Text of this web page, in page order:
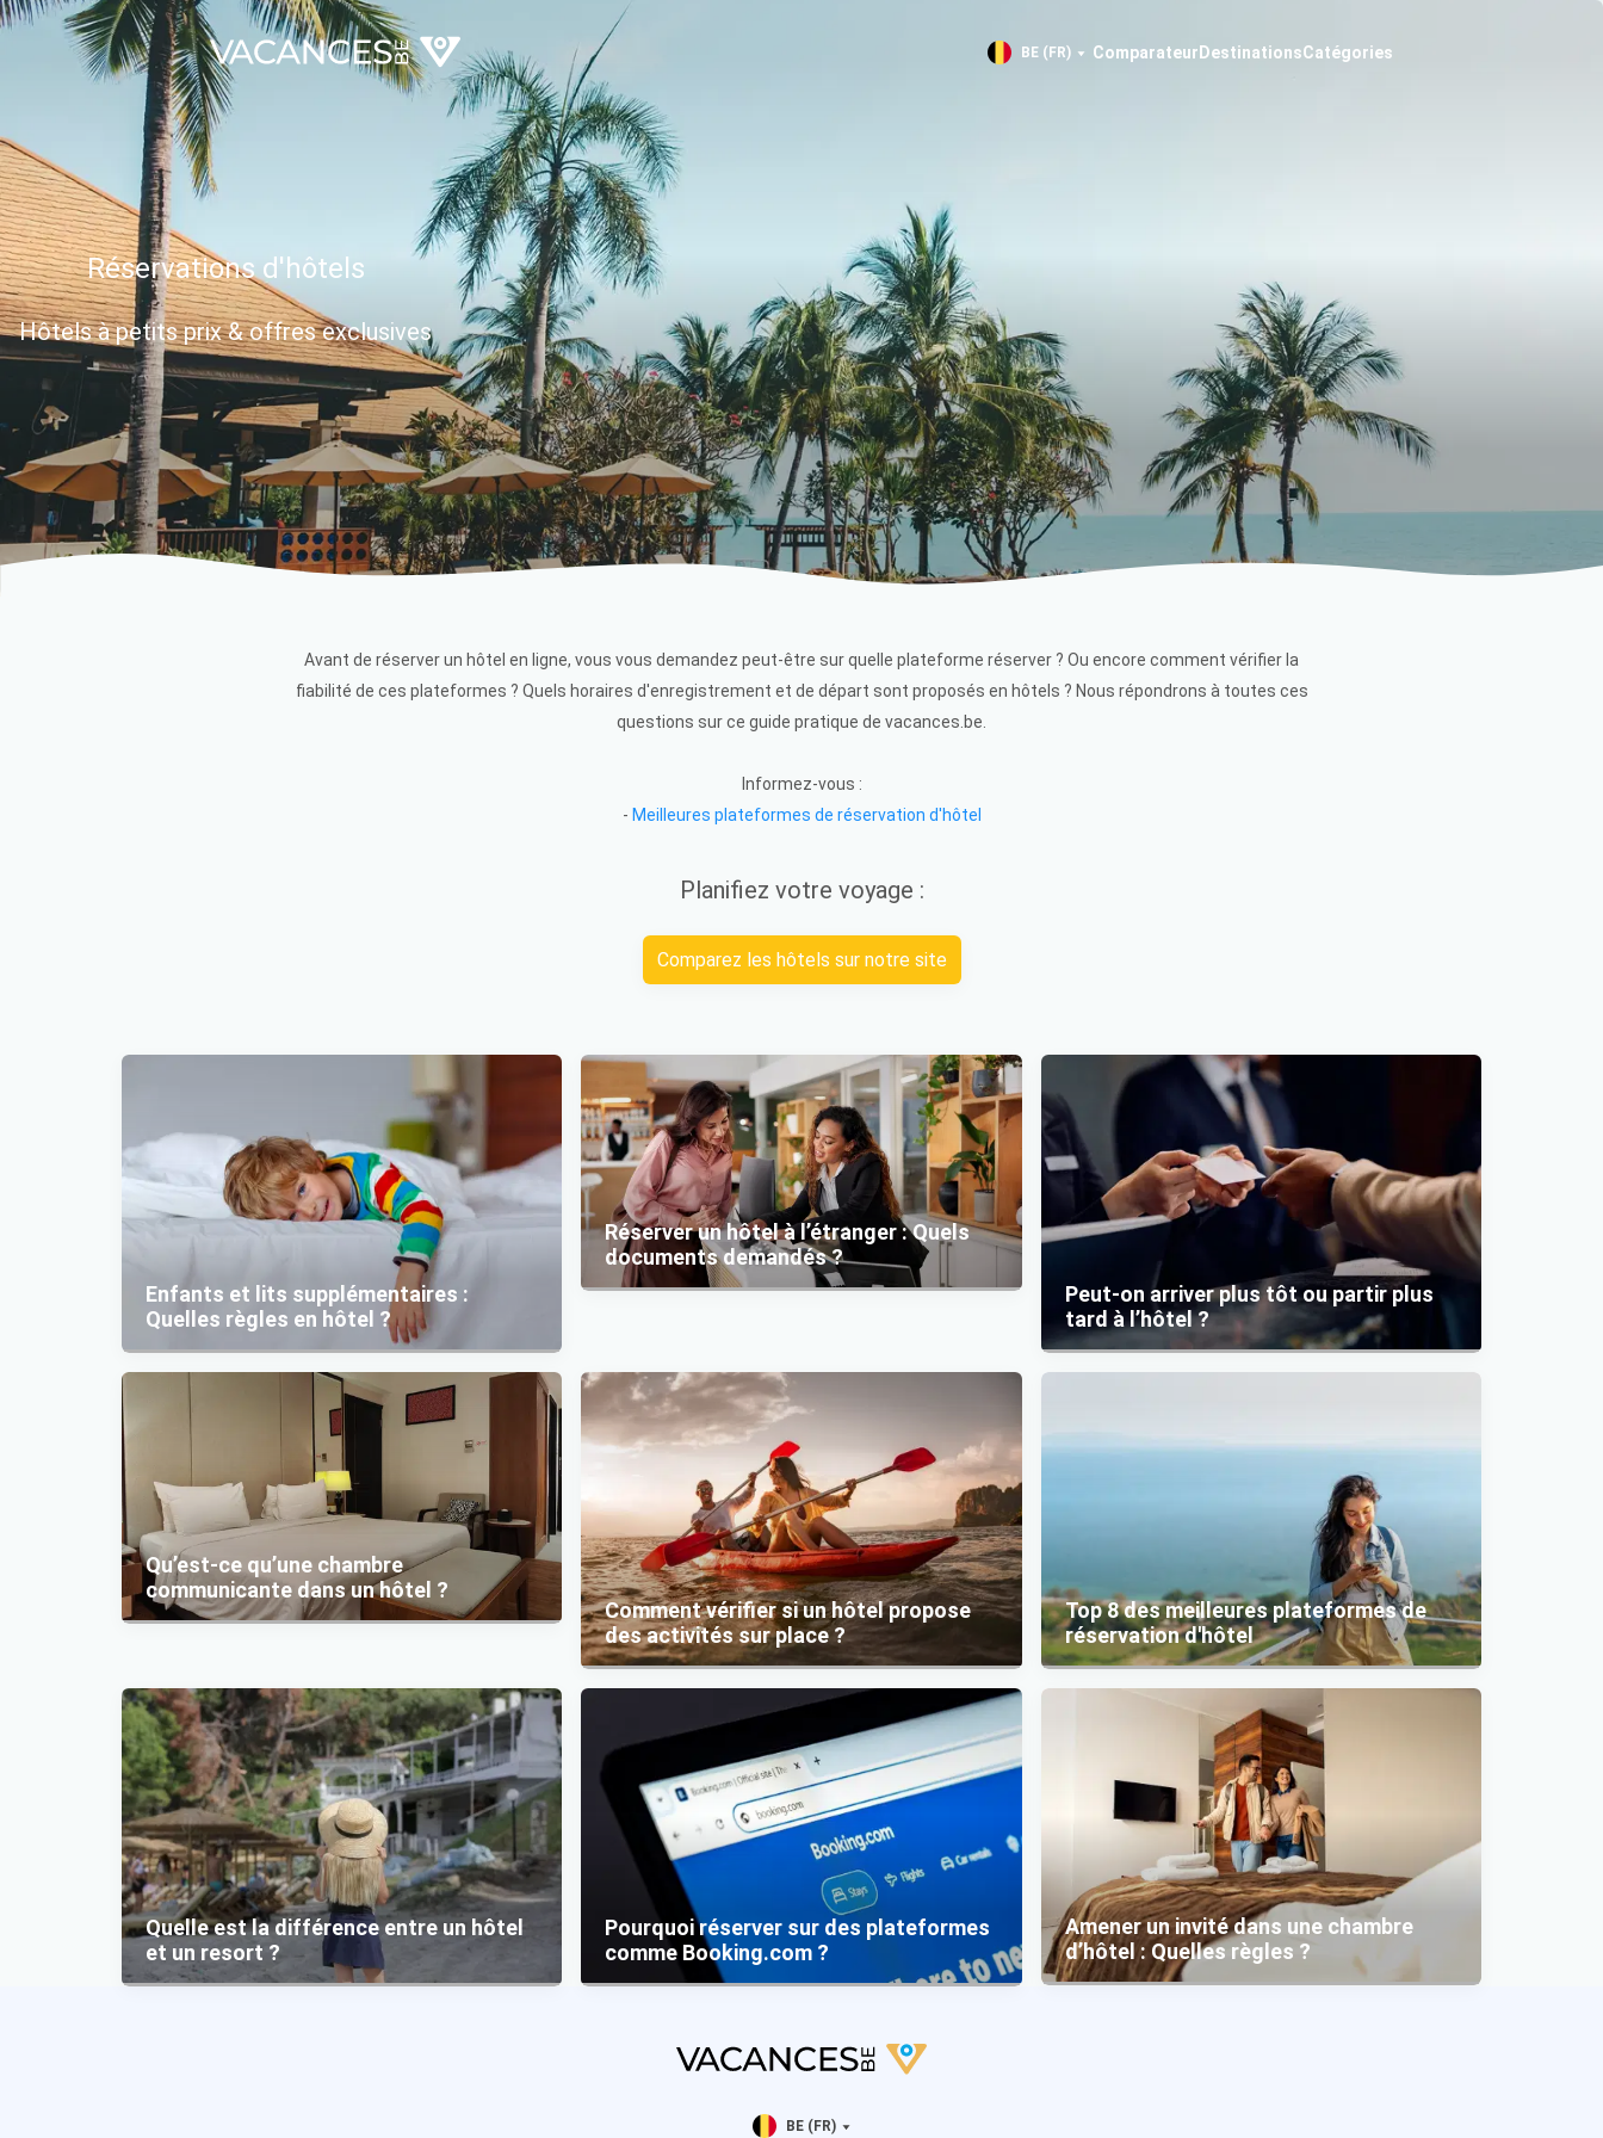
BE (FR) Comparateur DestinationsCatégories
Réservations d'hôtels
Hôtels à petits prix & offres exclusives
Avant de réserver un hôtel en ligne, vous vous demandez peut-être sur quelle plateforme réserver ? Ou encore comment vérifier la
fiabilité de ces plateformes ? Quels horaires d'enregistrement et de départ sont proposés en hôtels ? Nous répondrons à toutes ces
questions sur ce guide pratique de vacances.be.
Informez-vous :
- Meilleures plateformes de réservation d'hôtel
Planifiez votre voyage :
Comparez les hôtels sur notre site
Enfants et lits supplémentaires :
Quelles règles en hôtel ?
Réserver un hôtel à l’étranger : Quels
documents demandés ?
Peut-on arriver plus tôt ou partir plus
tard à l’hôtel ?
Qu’est-ce qu’une chambre
communicante dans un hôtel ?
Comment vérifier si un hôtel propose
des activités sur place ?
Top 8 des meilleures plateformes de
réservation d'hôtel
Quelle est la différence entre un hôtel
et un resort ?
Pourquoi réserver sur des plateformes
comme Booking.com ?
Amener un invité dans une chambre
d’hôtel : Quelles règles ?
BE (FR)